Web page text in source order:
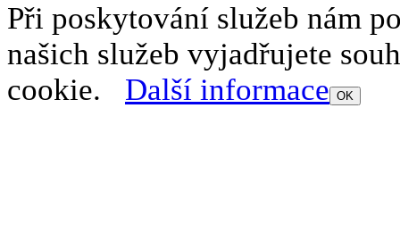
Při poskytování služeb nám
našich služeb vyjadřujete
cookie. Další informace